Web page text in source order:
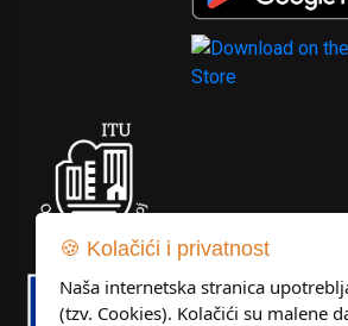
🍪 Kolačići i privatnost
Naša internetska stranica
(tzv. Cookies). Kolačići su malene